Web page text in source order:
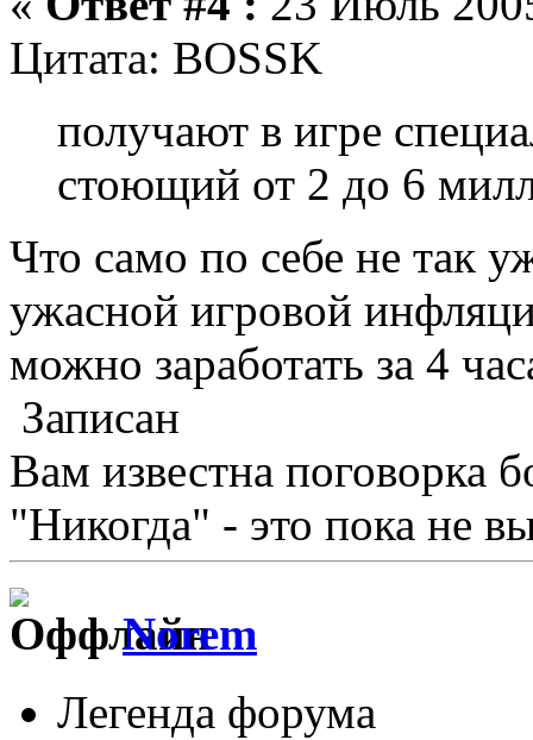
Цитата: BOSSK
получают в игре
стоющий от 2 до 6
Что само по себе не так
ужасной игровой
можно заработать за 4
Записан
Вам известна поговорка
"Никогда" - это пока не
Norem
Легенда форума